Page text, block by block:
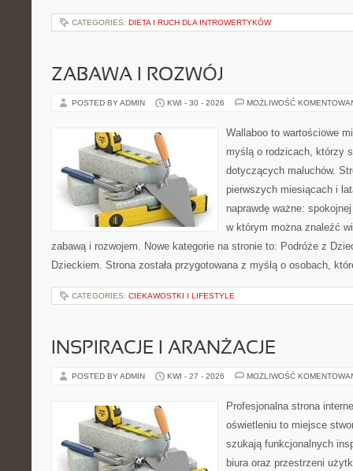
CATEGORIES: DIETA I RUCH DLA INTROWERTYKÓW
ZABAWA I ROZWÓJ
POSTED BY ADMIN KWI - 30 - 2026 MOŻLIWOŚĆ
Wallaboo to wartościowe
myślą o rodzicach, którzy
dotyczących maluchów.
pierwszych miesiącach i
naprawdę ważne:
w którym można znaleźć
zabawą i rozwojem. Nowe kategorie na stronie to: Podróże z
Dzieckiem. Strona została przygotowana z myślą o osobach,
CATEGORIES: CIEKAWOSTKI I LIFESTYLE
INSPIRACJE I ARANŻACJE
POSTED BY ADMIN KWI - 27 - 2026 MOŻLIWOŚĆ
Profesjonalna strona
oświetleniu to miejsce
szukają funkcjonalnych
biura oraz przestrzeni